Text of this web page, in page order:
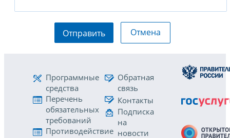
Отправить Отмена
Программные
средства
Перечень
обязательных
требований
Противодействие
Обратная
связь
Контакты
Подписка
на
новости